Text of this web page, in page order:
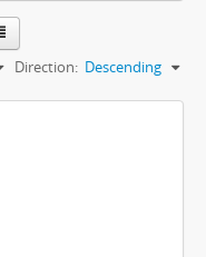
Direction: Descending